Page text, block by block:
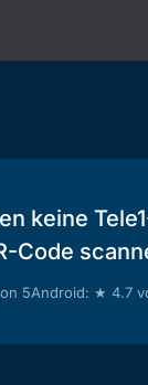
keine
Code
5Android: ★ 4.7